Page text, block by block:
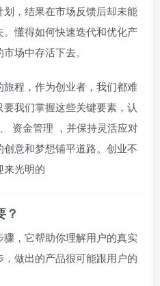
，结果在市场反馈后却未能
懂得如何快速迭代和优化产
场中存活下去。
程，作为创业者，我们都难
我们掌握这些关键要素，认
资金管理 ，并保持灵活应对
意和梦想铺平道路。创业不
来光明的
？
，它帮助你理解用户的真实
做出的产品很可能跟用户的